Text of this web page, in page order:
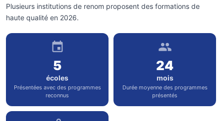
Plusieurs institutions de renom proposent des formations de
haute qualité en 2026.
5
écoles
Présentées avec des programmes
reconnus
24
mois
Durée moyenne des programmes
présentés